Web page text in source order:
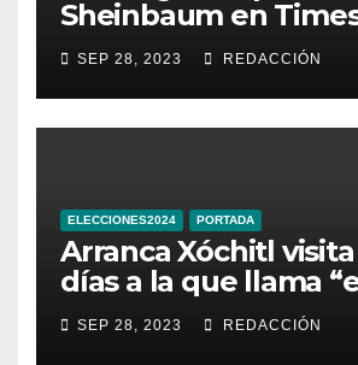
Sheinbaum en
de Nueva York
SEP 28, 2023 REDACCIÓN
ELECCIONES2024 PORTADA
Arranca Xóchitl
días a la que llama
33” de México
SEP 28, 2023 REDACCIÓN